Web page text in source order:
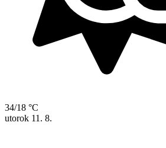
34/18 °C
utorok 11. 8.